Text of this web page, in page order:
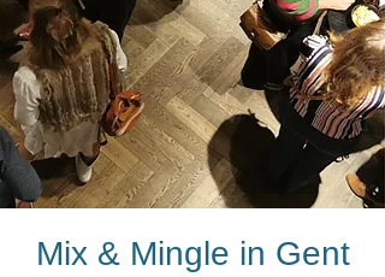
Mix & Mingle in Gent